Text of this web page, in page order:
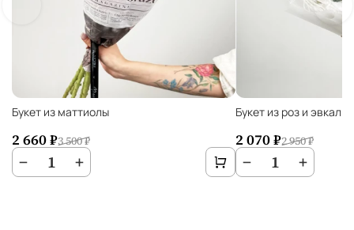
Букет из маттиолы
2 660 ₽3 500 ₽
− 1 +
Букет из роз и
2 070 ₽2 950 ₽
− 1 +